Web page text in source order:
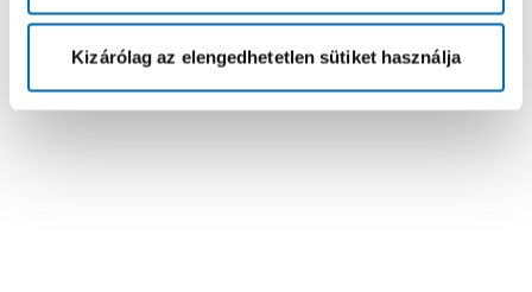
Kizárólag az elengedhetetlen sütiket használja